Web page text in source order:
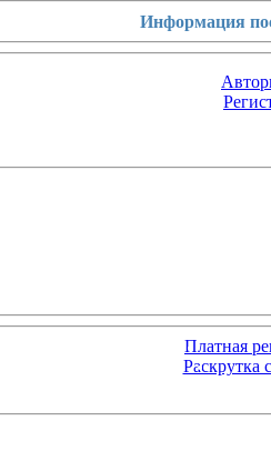
Информация
Платная
Раскрутка